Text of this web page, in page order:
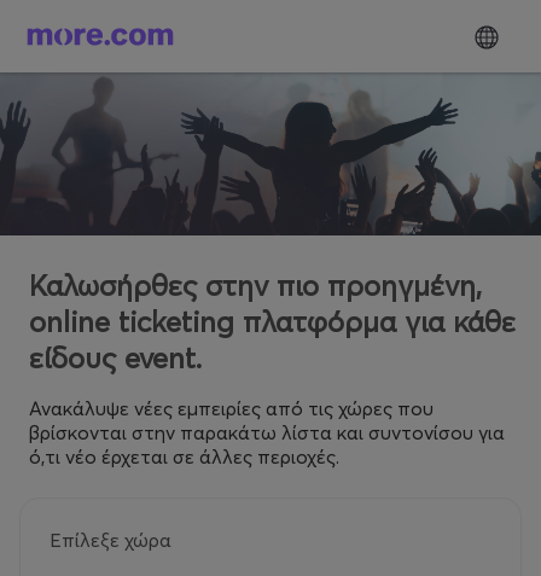
Καλωσήρθες στην πιο προηγμένη,
online ticketing πλατφόρμα για κάθε
είδους event.
Ανακάλυψε νέες εμπειρίες από τις χώρες που
βρίσκονται στην παρακάτω λίστα και συντονίσου για
ό,τι νέο έρχεται σε άλλες περιοχές.
Επίλεξε χώρα